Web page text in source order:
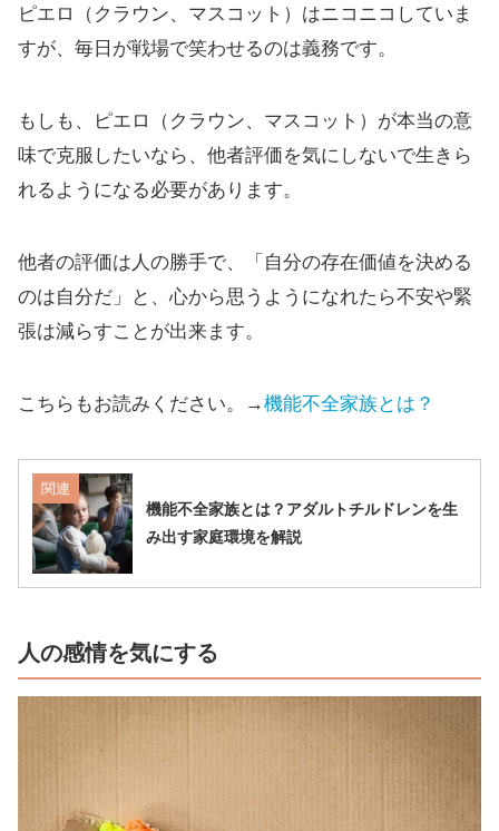
ピエロ（クラウン、マスコット）はニコニコしていま
すが、毎日が戦場で笑わせるのは義務です。
もしも、ピエロ（クラウン、マスコット）が本当の意
味で克服したいなら、他者評価を気にしないで生きら
れるようになる必要があります。
他者の評価は人の勝手で、「自分の存在価値を決める
のは自分だ」と、心から思うようになれたら不安や緊
張は減らすことが出来ます。
こちらもお読みください。→機能不全家族とは？
関連
機能不全家族とは？アダルトチルドレンを生
み出す家庭環境を解説
人の感情を気にする